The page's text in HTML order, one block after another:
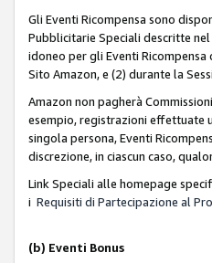
Gli Eventi Ricompensa sono
Pubblicitarie Speciali descritte
idoneo per gli Eventi
Sito Amazon, e (2) durante la
Amazon non pagherà
esempio, registrazioni effettuate
singola persona, Eventi
discrezione, in ciascun caso,
Link Speciali alle homepage
i Requisiti di Partecipazione al
(b) Eventi Bonus